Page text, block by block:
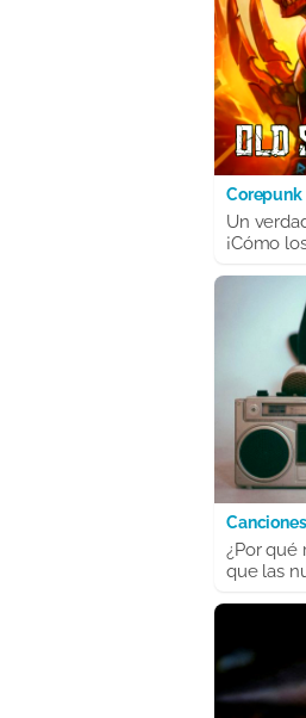
Corepunk
Un
¡Cómo
¿Por qué
que las